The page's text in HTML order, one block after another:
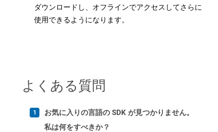
ダウンロードし、オフラインでアクセスしてさらに
使用できるようになります。
よくある質問
お気に入りの言語の SDK が見つかりません。
私は何をすべきか？